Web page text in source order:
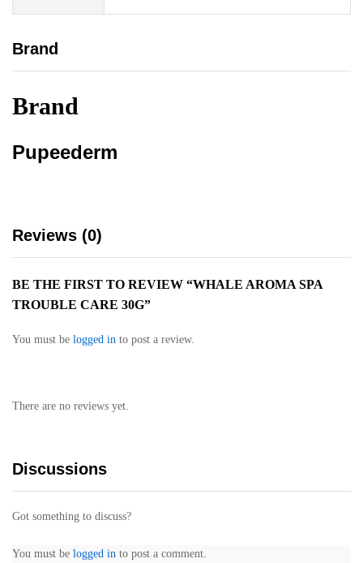
Brand
Brand
Pupeederm
Reviews (0)
BE THE FIRST TO REVIEW “WHALE AROMA SPA
TROUBLE CARE 30G”
You must be logged in to post a review.
There are no reviews yet.
Discussions
Got something to discuss?
You must be logged in to post a comment.